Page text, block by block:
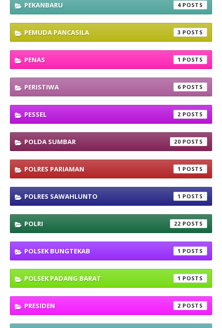
PEKANBARU 4
PEMUDA PANCASILA 3
PENAS 1
PERISTIWA 6
PESSEL 2
POLDA SUMBAR 20
POLRES PARIAMAN 1
POLRES SAWAHLUNTO 1
POLRI 22
POLSEK BUNGTEKAB 1
POLSEK PADANG BARAT 1
PRESIDEN 2